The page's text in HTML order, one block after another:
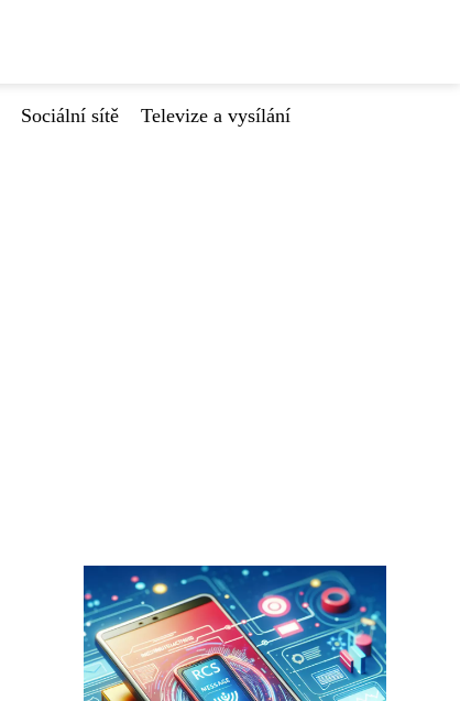
Sociální sítě Televize a vysílání